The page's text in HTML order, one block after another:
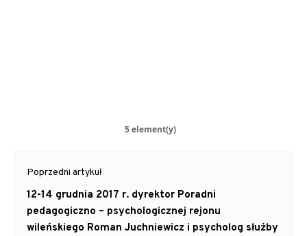
5 element(y)
Post
navigation
Poprzedni artykuł
Previous
post:
12-14 grudnia 2017 r. dyrektor Poradni
pedagogiczno – psychologicznej rejonu
wileńskiego Roman Juchniewicz i psycholog służby